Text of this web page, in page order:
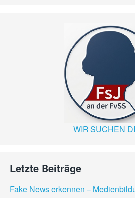
WIR SUCHEN
Letzte Beiträge
Fake News erkennen –